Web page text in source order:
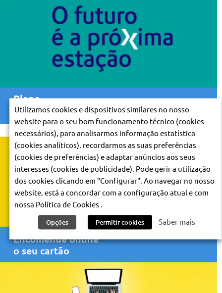
Plano
de Expansão
Encomende online
o seu cartão
Utilizamos cookies e dispositivos similares no nosso
website para o seu bom funcionamento técnico (cookies
necessários), para analisarmos informação estatística
(cookies analíticos), recordarmos as suas preferências
(cookies de preferências) e adaptar anúncios aos seus
interesses (cookies de publicidade). Pode gerir a utilização
dos cookies clicando em "Configurar". Ao navegar no nosso
website, está a concordar com a configuração atual e com
nossa Política de Cookies .
Opções Permitir cookies Saber mais